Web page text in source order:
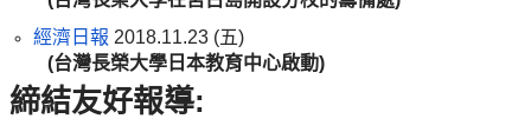
經濟日報2018.11.23 (五)
(台灣長榮大學日本教育中心啟動)
締結友好報導: